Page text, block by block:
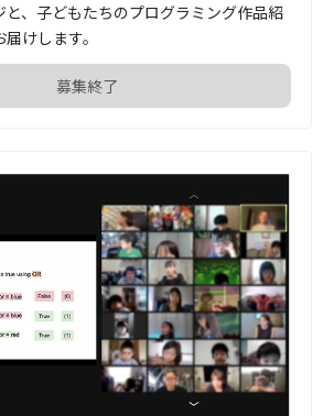
と、子どもたちのプログラミング作品紹
けします。
募集終了